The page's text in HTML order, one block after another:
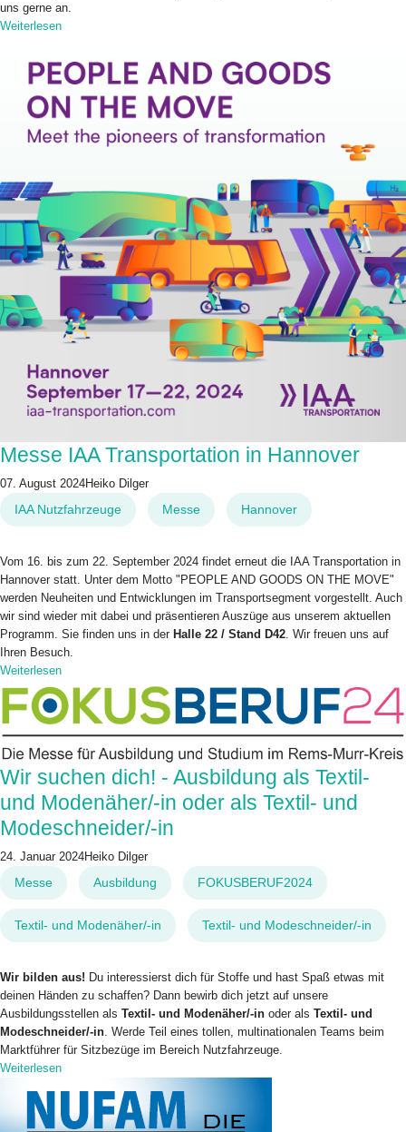
uns gerne an.
Weiterlesen
Messe IAA Transportation in Hannover
07. August 2024Heiko Dilger
IAA Nutzfahrzeuge Messe Hannover
Vom 16. bis zum 22. September 2024 findet erneut die IAA Transportation in
Hannover statt. Unter dem Motto "PEOPLE AND GOODS ON THE MOVE"
werden Neuheiten und Entwicklungen im Transportsegment vorgestellt. Auch
wir sind wieder mit dabei und präsentieren Auszüge aus unserem aktuellen
Programm. Sie finden uns in der Halle 22 / Stand D42. Wir freuen uns auf
Ihren Besuch.
Weiterlesen
Wir suchen dich! - Ausbildung als Textil-
und Modenäher/-in oder als Textil- und
Modeschneider/-in
24. Januar 2024Heiko Dilger
Messe Ausbildung FOKUSBERUF2024
Textil- und Modenäher/-in Textil- und Modeschneider/-in
Wir bilden aus! Du interessierst dich für Stoffe und hast Spaß etwas mit
deinen Händen zu schaffen? Dann bewirb dich jetzt auf unsere
Ausbildungsstellen als Textil- und Modenäher/-in oder als Textil- und
Modeschneider/-in . Werde Teil eines tollen, multinationalen Teams beim
Marktführer für Sitzbezüge im Bereich Nutzfahrzeuge.
Weiterlesen